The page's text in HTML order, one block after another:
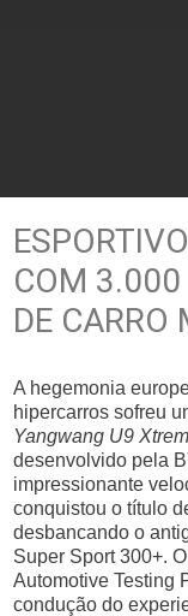
COM 3.000
DE CARRO
A hegemonia
hipercarros sofreu
Yangwang U9
desenvolvido pela
impressionante
conquistou o título
desbancando o
Super Sport 300+.
Automotive Testing
condução do